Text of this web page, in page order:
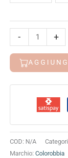
-
194
Giallo
quantità
+
Alternative:
COD: N/A
Marchio: Colorobbia